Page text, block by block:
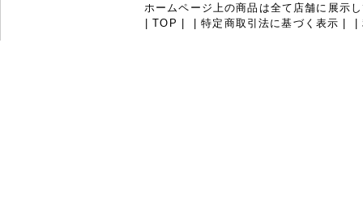
ホームページ上の商品は全て店舗に展示
|TOP | |特定商取引法に基づく表示 | |